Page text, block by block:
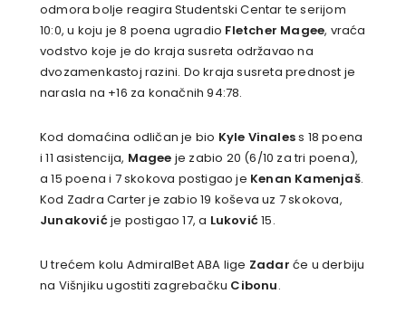
odmora bolje reagira Studentski Centar te serijom
10:0, u koju je 8 poena ugradio Fletcher Magee, vraća
vodstvo koje je do kraja susreta održavao na
dvozamenkastoj razini. Do kraja susreta prednost je
narasla na +16 za konačnih 94:78.
Kod domaćina odličan je bio Kyle Vinaless 18 poena
i 11 asistencija, Magee je zabio 20 (6/10 za tri poena),
a 15 poena i 7 skokova postigao je Kenan Kamenjaš.
Kod Zadra Carter je zabio 19 koševa uz 7 skokova,
Junakovićje postigao 17, a Luković15.
U trećem kolu AdmiralBet ABA lige Zadar će u derbiju
na Višnjiku ugostiti zagrebačku Cibonu.